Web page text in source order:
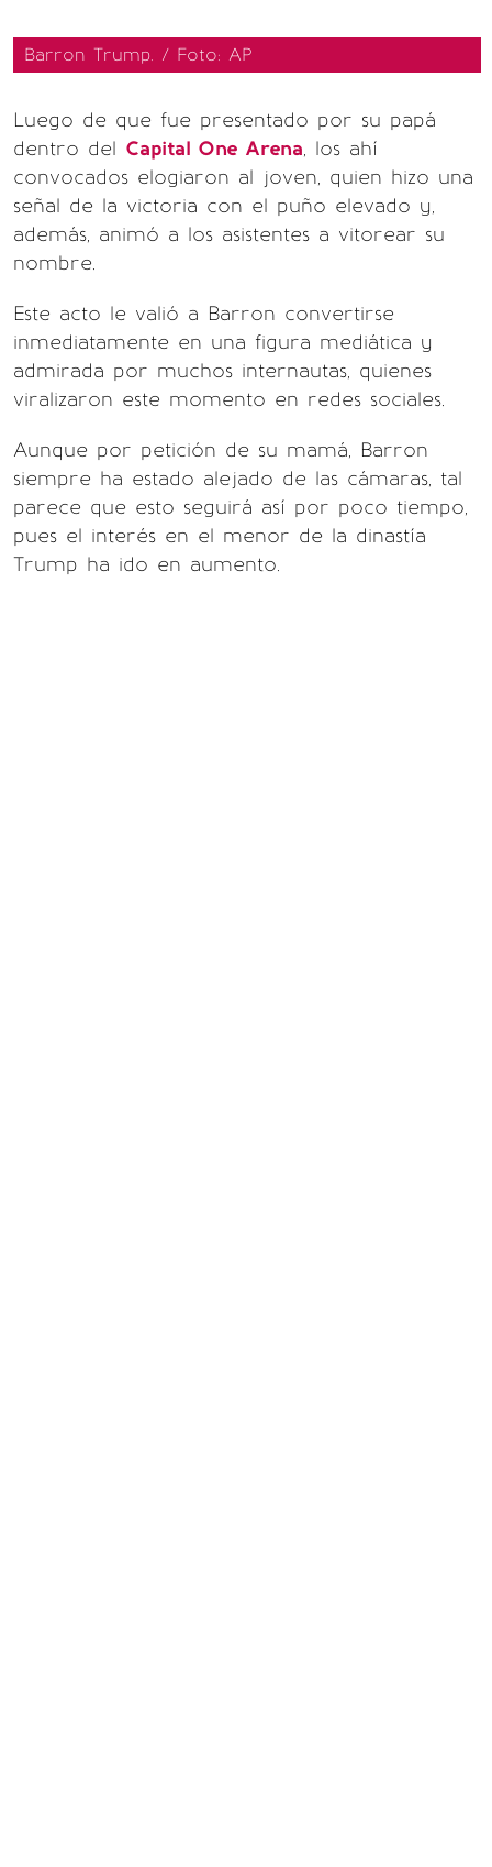
Barron Trump. / Foto: AP
Luego de que fue presentado por su papá
dentro del Capital One Arena, los ahí
convocados elogiaron al joven, quien hizo una
señal de la victoria con el puño elevado y,
además, animó a los asistentes a vitorear su
nombre.
Este acto le valió a Barron convertirse
inmediatamente en una figura mediática y
admirada por muchos internautas, quienes
viralizaron este momento en redes sociales.
Aunque por petición de su mamá, Barron
siempre ha estado alejado de las cámaras, tal
parece que esto seguirá así por poco tiempo,
pues el interés en el menor de la dinastía
Trump ha ido en aumento.